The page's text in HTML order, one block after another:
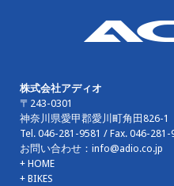
株式会社アディオ
〒243-0301
神奈川県愛甲郡愛川町角田826-1
Tel.046-281-9581 / Fax.046-281-
お問い合わせ：info@adio.co.jp
+ HOME
+ BIKES